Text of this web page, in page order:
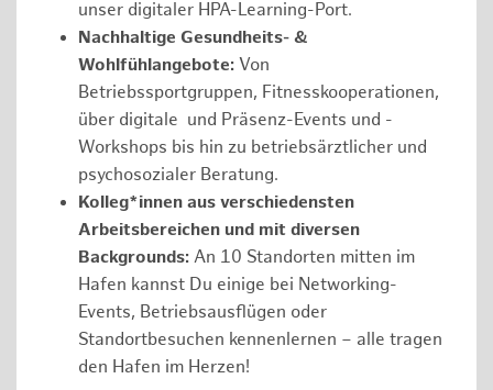
unser digitaler HPA-Learning-Port.
Nachhaltige Gesundheits- &
Wohlfühlangebote: Von
Betriebssportgruppen, Fitnesskooperationen,
über digitale und Präsenz-Events und -
Workshops bis hin zu betriebsärztlicher und
psychosozialer Beratung.
Kolleg*innen aus verschiedensten
Arbeitsbereichen und mit diversen
Backgrounds: An 10 Standorten mitten im
Hafen kannst Du einige bei Networking-
Events, Betriebsausflügen oder
Standortbesuchen kennenlernen – alle tragen
den Hafen im Herzen!